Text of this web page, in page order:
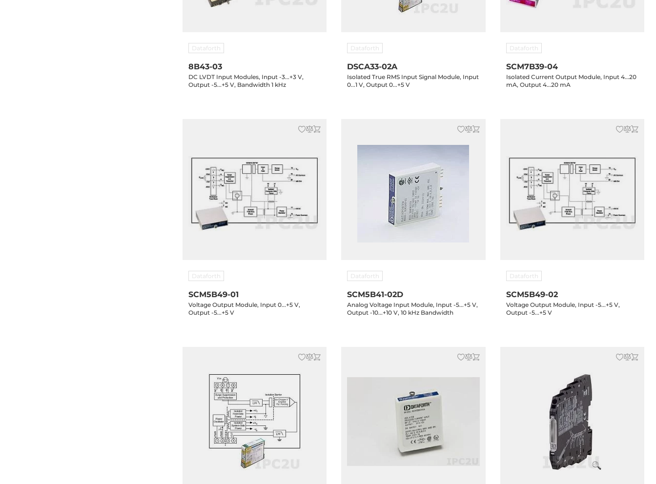
Dataforth
8B43-03
DC LVDT Input Modules, Input -3...+3 V,
Output -5...+5 V, Bandwidth 1 kHz
Dataforth
DSCA33-02A
Isolated True RMS Input Signal Module, Input
0...1 V, Output 0...+5 V
Dataforth
SCM7B39-04
Isolated Current Output Module, Input 4...20
mA, Output 4...20 mA
Dataforth
SCM5B49-01
Voltage Output Module, Input 0...+5 V,
Output -5...+5 V
Dataforth
SCM5B41-02D
Analog Voltage Input Module, Input -5...+5 V,
Output -10...+10 V, 10 kHz Bandwidth
Dataforth
SCM5B49-02
Voltage Output Module, Input -5...+5 V,
Output -5...+5 V